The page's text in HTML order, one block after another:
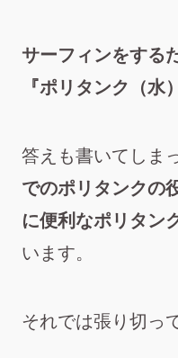
サーフィンをする
『ポリタンク（水
答えも書いてしま
でのポリタンクの
に便利なポリタン
います。
それでは張り切っ